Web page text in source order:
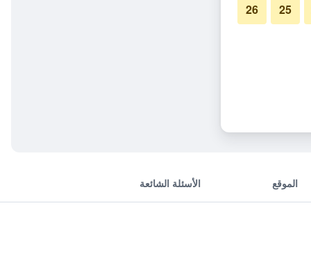
الموقع الأسئلة الشائعة
25
26